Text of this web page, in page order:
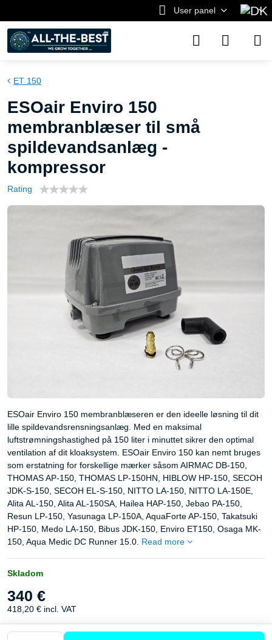
User panel
ET 150
ESOair Enviro 150
membranblæser til små
spildevandsanlæg -
kompressor
Rating
ESOair Enviro 150 membranblæseren er den ideelle løsning til dit
lille spildevandsrensningsanlæg. Med en maksimal
luftstrømningshastighed på 150 liter i minuttet sikrer den optimal
ventilation af dit kloaksystem. ESOair Enviro 150 kan nemt bruges
som erstatning for forskellige mærker såsom AIRMAC DB-150,
THOMAS AP-150, THOMAS LP-150HN, HIBLOW HP-150, SECOH
JDK-S-150, SECOH EL-S-150, NITTO LA-150, NITTO LA-150E,
Alita AL-150, Alita AL-150SA, Hailea HAP-150, Jebao PA-150,
Resun LP-150, Yasunaga LP-150A, AquaForte AP-150, Takatsuki
HP-150, Medo LA-150, Bibus JDK-150, Enviro ET150, Osaga MK-
150, Aqua Medic DC Runner 15.0. Read more
Skladom
340 €
418,20 € incl. VAT